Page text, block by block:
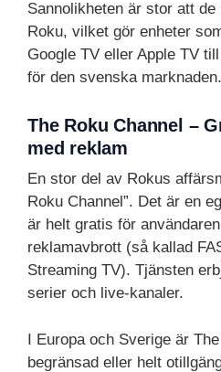
Sannolikheten är stor att
Roku, vilket gör enheter
Google TV eller Apple TV
för den svenska marknaden.
The Roku Channel –
med reklam
En stor del av Rokus
Roku Channel”. Det är en
är helt gratis för
reklamavbrott (så kallad
Streaming TV). Tjänsten
serier och live-kanaler.
I Europa och Sverige är
begränsad eller helt